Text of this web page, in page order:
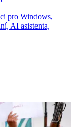
pro Windows,
AI asistenta,